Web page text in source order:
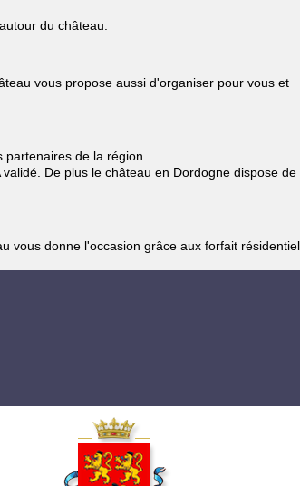
du château.
vous propose aussi d'organiser pour vous et
de la région.
De plus le château en Dordogne dispose de
vous donne l'occasion grâce aux forfait résidentiel